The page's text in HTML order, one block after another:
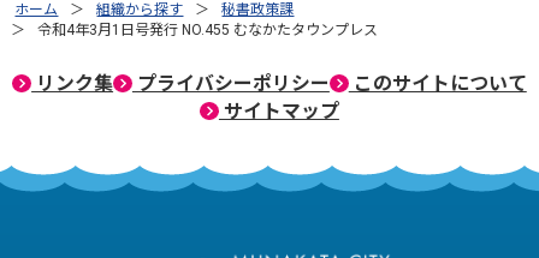
ホーム 組織から探す
秘書政策課
令和4年3月1日号発行 NO.455 むなかたタウンプレス
リンク集 プライバシーポリシー
このサイトについて
サイトマップ